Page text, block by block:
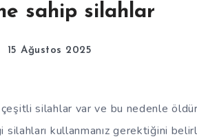
sahip silahlar
15 Ağustos 2025
silahlar var ve bu nedenle
kullanmanız gerektiğini